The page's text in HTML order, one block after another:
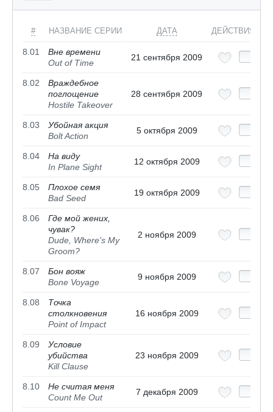
# НАЗВАНИЕ СЕРИИ ДАТА ДЕЙСТВИЯ
8.01
Вне времени
Out of Time
21 сентября 2009
8.02
Враждебное
поглощение
Hostile Takeover
28 сентября 2009
8.03
Убойная акция
Bolt Action
5 октября 2009
8.04
На виду
In Plane Sight
12 октября 2009
8.05
Плохое семя
Bad Seed
19 октября 2009
8.06
Где мой жених,
чувак?
Dude, Where's My
Groom?
2 ноября 2009
8.07
Бон вояж
Bone Voyage
9 ноября 2009
8.08
Точка
столкновения
Point of Impact
16 ноября 2009
8.09
Условие
убийства
Kill Clause
23 ноября 2009
8.10
Не считая меня
Count Me Out
7 декабря 2009